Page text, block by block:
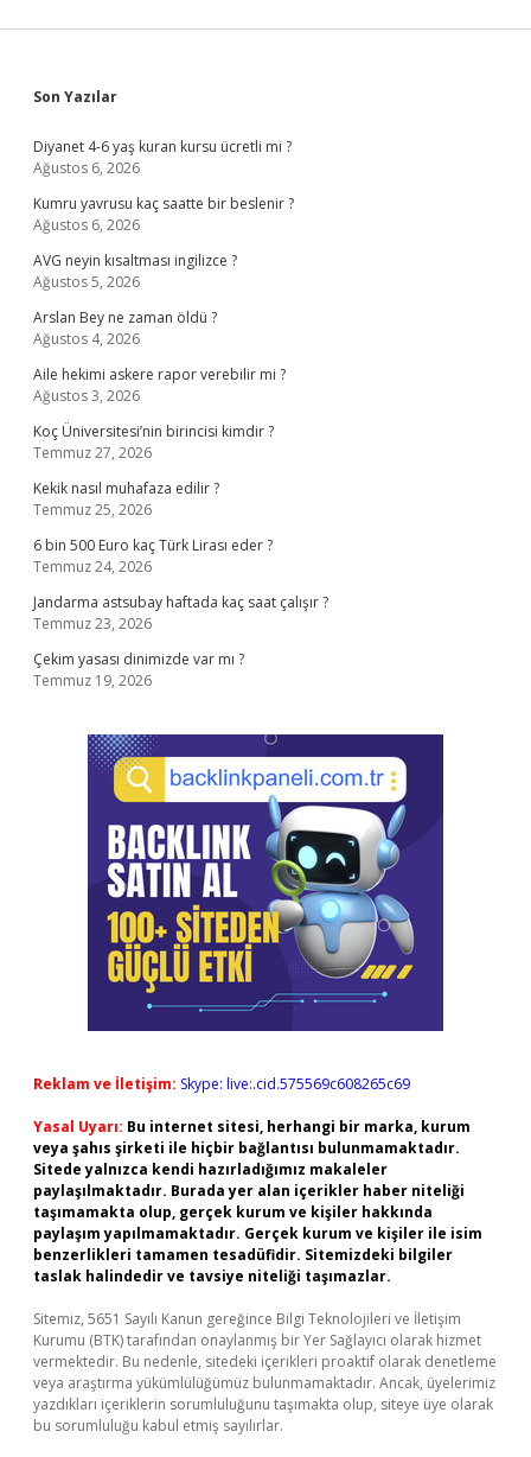
Sidebar
Son Yazılar
Diyanet 4-6 yaş kuran kursu ücretli mi ?
Ağustos 6, 2026
Kumru yavrusu kaç saatte bir beslenir ?
Ağustos 6, 2026
AVG neyin kısaltması ingilizce ?
Ağustos 5, 2026
Arslan Bey ne zaman öldü ?
Ağustos 4, 2026
Aile hekimi askere rapor verebilir mi ?
Ağustos 3, 2026
Koç Üniversitesi’nin birincisi kimdir ?
Temmuz 27, 2026
Kekik nasıl muhafaza edilir ?
Temmuz 25, 2026
6 bin 500 Euro kaç Türk Lirası eder ?
Temmuz 24, 2026
Jandarma astsubay haftada kaç saat çalışır ?
Temmuz 23, 2026
Çekim yasası dinimizde var mı ?
Temmuz 19, 2026
Reklam ve İletişim: Skype: live:.cid.575569c608265c69
Yasal Uyarı: Bu internet sitesi, herhangi bir marka, kurum
veya şahıs şirketi ile hiçbir bağlantısı bulunmamaktadır.
Sitede yalnızca kendi hazırladığımız makaleler
paylaşılmaktadır. Burada yer alan içerikler haber niteliği
taşımamakta olup, gerçek kurum ve kişiler hakkında
paylaşım yapılmamaktadır. Gerçek kurum ve kişiler ile isim
benzerlikleri tamamen tesadüfidir. Sitemizdeki bilgiler
taslak halindedir ve tavsiye niteliği taşımazlar.
Sitemiz, 5651 Sayılı Kanun gereğince Bilgi Teknolojileri ve İletişim
Kurumu (BTK) tarafından onaylanmış bir Yer Sağlayıcı olarak hizmet
vermektedir. Bu nedenle, sitedeki içerikleri proaktif olarak denetleme
veya araştırma yükümlülüğümüz bulunmamaktadır. Ancak, üyelerimiz
yazdıkları içeriklerin sorumluluğunu taşımakta olup, siteye üye olarak
bu sorumluluğu kabul etmiş sayılırlar.